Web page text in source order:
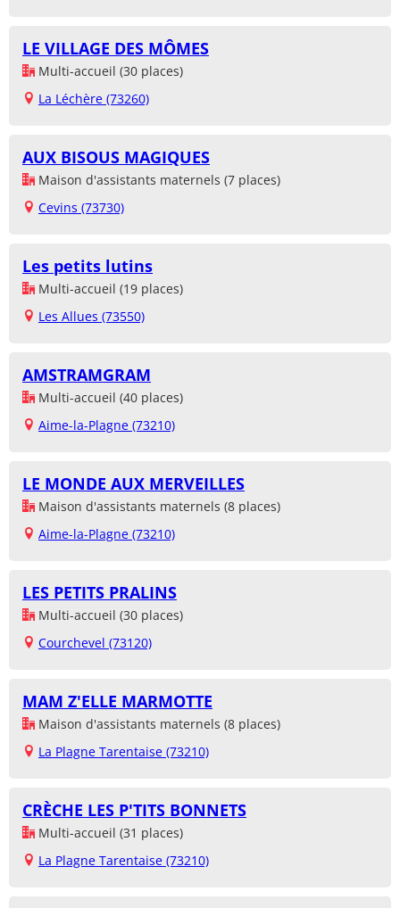
LE VILLAGE DES MÔMES
Multi-accueil (30 places)
La Léchère (73260)
AUX BISOUS MAGIQUES
Maison d'assistants maternels (7 places)
Cevins (73730)
Les petits lutins
Multi-accueil (19 places)
Les Allues (73550)
AMSTRAMGRAM
Multi-accueil (40 places)
Aime-la-Plagne (73210)
LE MONDE AUX MERVEILLES
Maison d'assistants maternels (8 places)
Aime-la-Plagne (73210)
LES PETITS PRALINS
Multi-accueil (30 places)
Courchevel (73120)
MAM Z'ELLE MARMOTTE
Maison d'assistants maternels (8 places)
La Plagne Tarentaise (73210)
CRÈCHE LES P'TITS BONNETS
Multi-accueil (31 places)
La Plagne Tarentaise (73210)